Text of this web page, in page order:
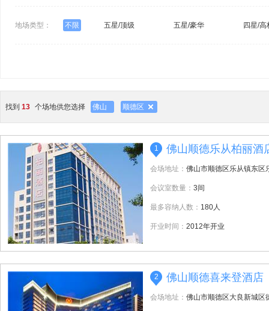
地场类型： 不限 五星/顶级 五星/豪华 四星/高
找到 13 个场地供您选择 佛山 顺德区
1 佛山顺德乐从柏丽酒
会场地址： 佛山市顺德区乐从镇东区
会议室数量： 3间
最多容纳人数： 180人
开业时间： 2012年开业
2 佛山顺德喜来登酒店
会场地址： 佛山市顺德区大良新城区